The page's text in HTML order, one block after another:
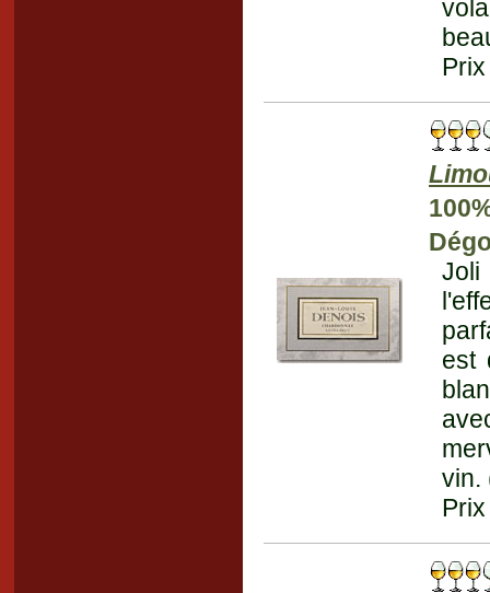
est
vin.